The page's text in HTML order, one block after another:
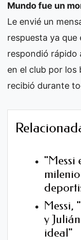
Mundo fue un
Le envié un
respuesta ya que
respondió rápido
en el club por los
recibió durante
"Messi
Messi,
y
ideal"